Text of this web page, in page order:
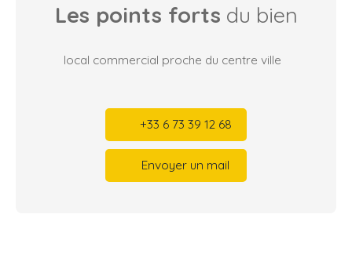
Les points forts du bien
local commercial proche du centre ville
+33 6 73 39 12 68
Envoyer un mail